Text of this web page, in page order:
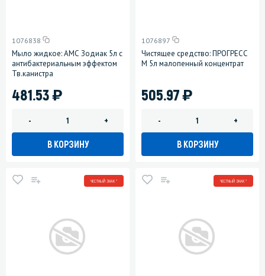
1076838
Мыло жидкое: АМС Зодиак 5л с
антибактериальным эффектом
Тв.канистра
481.53)
- +
В КОРЗИНУ
1076897
Чистящее средство: ПРОГРЕСС
М 5л малопенный концентрат
505.97)
- +
В КОРЗИНУ
ЧЕСТНЫЙ ЗНАК * ЧЕСТНЫЙ ЗНАК *